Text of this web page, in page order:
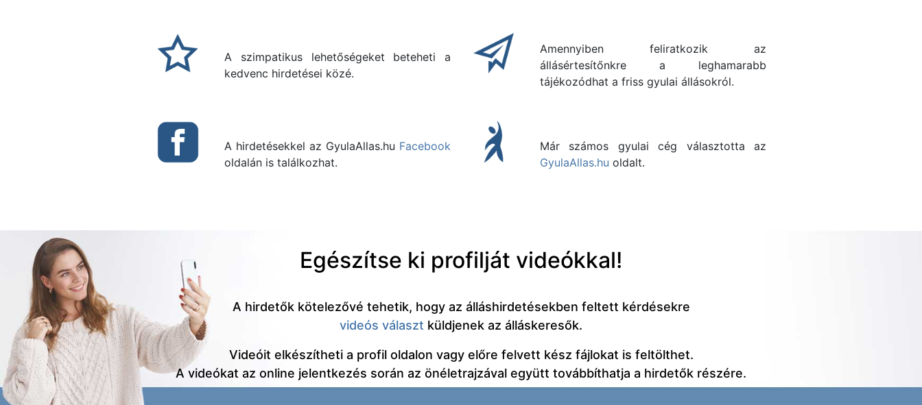
A szimpatikus lehetőségeket beteheti a
kedvenc hirdetései közé.
Amennyiben feliratkozik az
állásértesítőnkre a leghamarabb
tájékozódhat a friss gyulai állásokról.
A hirdetésekkel az GyulaAllas.hu Facebook
oldalán is találkozhat.
Már számos gyulai cég választotta az
GyulaAllas.hu oldalt.
Egészítse ki profilját videókkal!
A hirdetők kötelezővé tehetik, hogy az álláshirdetésekben feltett kérdésekre
videós választ küldjenek az álláskeresők.
Videóit elkészítheti a profil oldalon vagy előre felvett kész fájlokat is feltölthet.
A videókat az online jelentkezés során az önéletrajzával együtt továbbíthatja a hirdetők részére.